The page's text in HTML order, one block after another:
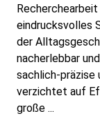
eindrucksvolles
der
nacherlebbar
sachlich-präzise
verzichtet auf
große ...